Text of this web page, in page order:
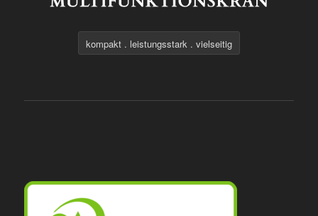
kompakt . leistungsstark . vielseitig